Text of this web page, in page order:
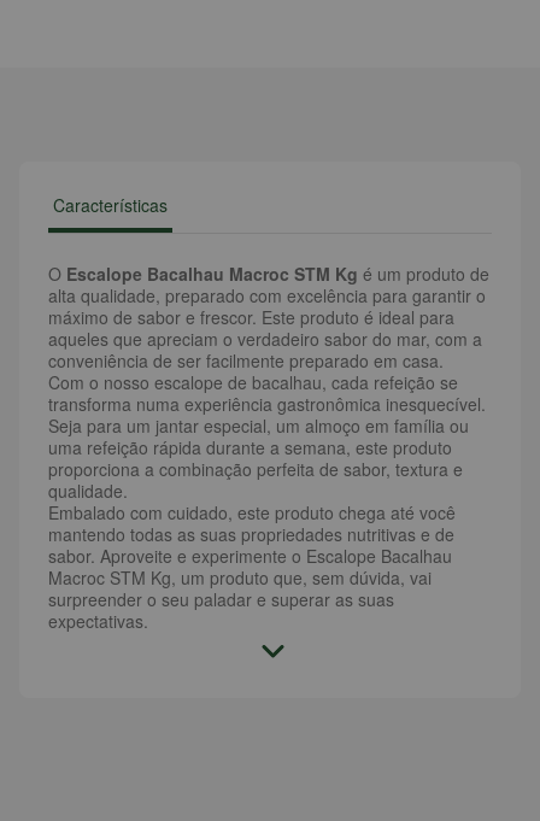
Características
O Escalope Bacalhau Macroc STM Kg é um produto de
alta qualidade, preparado com excelência para garantir o
máximo de sabor e frescor. Este produto é ideal para
aqueles que apreciam o verdadeiro sabor do mar, com a
conveniência de ser facilmente preparado em casa.
Com o nosso escalope de bacalhau, cada refeição se
transforma numa experiência gastronômica inesquecível.
Seja para um jantar especial, um almoço em família ou
uma refeição rápida durante a semana, este produto
proporciona a combinação perfeita de sabor, textura e
qualidade.
Embalado com cuidado, este produto chega até você
mantendo todas as suas propriedades nutritivas e de
sabor. Aproveite e experimente o Escalope Bacalhau
Macroc STM Kg, um produto que, sem dúvida, vai
surpreender o seu paladar e superar as suas
expectativas.